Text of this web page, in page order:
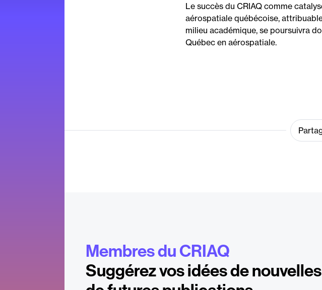
Le succès du CRIAQ comme
aérospatiale québécoise,
milieu académique, se poursuivra
Québec en aérospatiale.
Membres du CRIAQ
Suggérez vos idées de